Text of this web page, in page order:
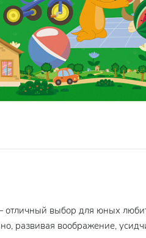
выбор для юных
развивая воображение,